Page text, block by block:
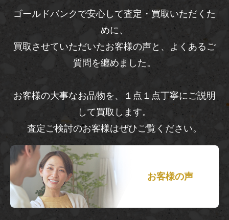
ゴールドバンクで安心して査定・買取いただくた
めに、
買取させていただいたお客様の声と、よくあるご
質問を纏めました。
お客様の大事なお品物を、１点１点丁寧にご説明
して買取します。
査定ご検討のお客様はぜひご覧ください。
お客様の声